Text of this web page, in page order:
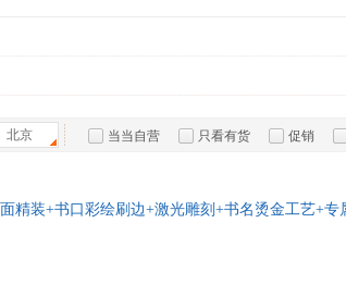
鞋
手表饰
北京 当当自营 只看有货 促销
精装+书口彩绘刷边+激光雕刻+书名烫金工艺+专
乱世为何终归宋。